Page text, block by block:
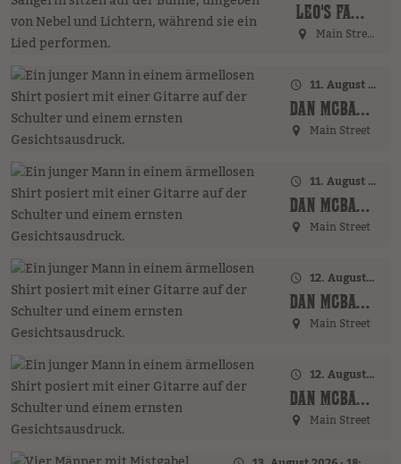
LEO'S FAMILY (GER)
Main Street
11. August 2026 · 17:00 Uhr – 18:00 Uhr
DAN MCBAKER (GER)
Main Street
11. August 2026 · 20:00 Uhr
DAN MCBAKER (GER)
Main Street
12. August 2026 · 17:00 Uhr – 18:00 Uhr
DAN MCBAKER (GER)
Main Street
12. August 2026 · 20:00 Uhr
DAN MCBAKER (GER)
Main Street